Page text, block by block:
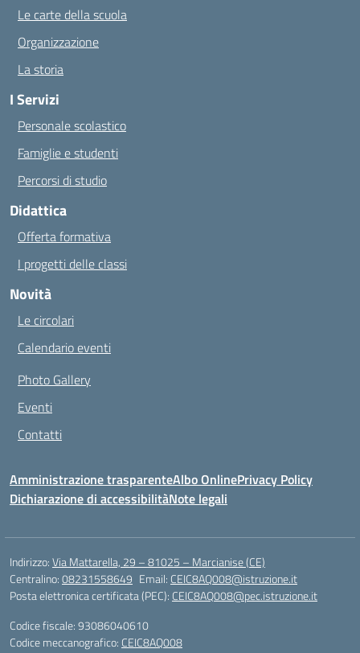
Le carte della scuola
Organizzazione
La storia
I Servizi
Personale scolastico
Famiglie e studenti
Percorsi di studio
Didattica
Offerta formativa
I progetti delle classi
Novità
Le circolari
Calendario eventi
Photo Gallery
Eventi
Contatti
Amministrazione trasparenteAlbo OnlinePrivacy Policy
Dichiarazione di accessibilitàNote legali
Indirizzo:Via Mattarella, 29 – 81025 – Marcianise (CE)
Centralino:08231558649 Email: CEIC8AQ008@istruzione.it
Posta elettronica certificata (PEC): CEIC8AQ008@pec.istruzione.it
Codice fiscale: 93086040610
Codice meccanografico: CEIC8AQ008